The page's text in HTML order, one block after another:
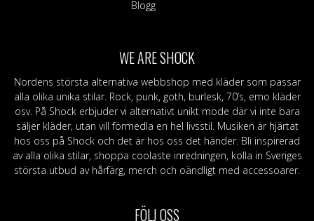
Blogg
WE ARE SHOCK
Nordens största alternativa webbshop med kläder som passar
alla olika unika stilar. Rock, punk, goth, burlesk, 70’s, emo kläder
osv. På Shock erbjuder vi alternativt unikt mode där vi inte bara
säljer kläder, utan vill förmedla en hel livsstil. Musiken är hjärtat
hos oss på Shock och det är hos oss det händer. Bli inspirerad
av alla olika stilar, shoppa coolaste inredningen, kolla in Sveriges
största utbud av hårfärg, merch och oändligt med accessoarer.
FÖLJ OSS